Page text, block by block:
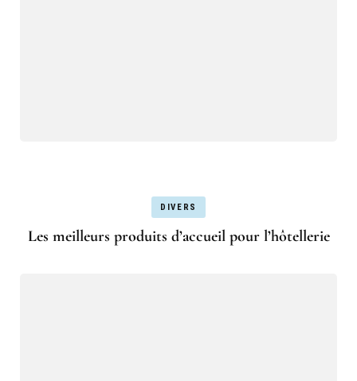
DIVERS
Les meilleurs produits d’accueil pour l’hôtellerie